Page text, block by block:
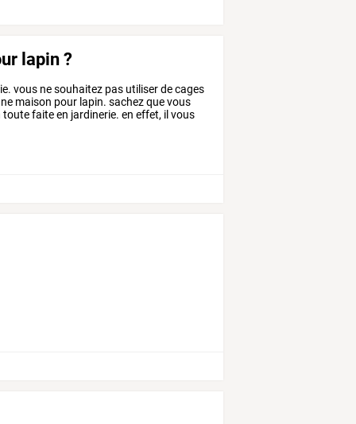
lapin ?
vous nesouhaitez pas utiliserdecages
maison pour lapin. sachezquevous
toutefaiteen jardinerie. en effet, il vous